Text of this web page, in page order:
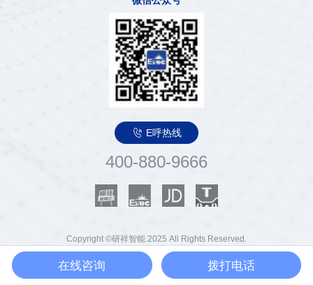
 E呼热线
400-880-9666
Copyright ©研祥智能.2025 All Rights Reserved.
粤ICP备13012854号
粤公网安备 44030502000575号
反舞弊邮箱：
tousu@evoc.cn
在线咨询 拨打电话